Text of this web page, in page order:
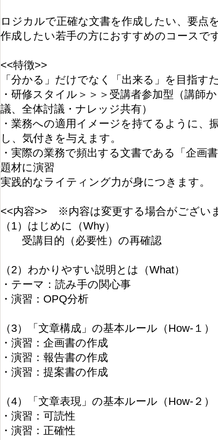
ロジカルで正確な文書を作成したい、要点
作成したい若手の方におすすめのコースで
<<特徴>>
「分かる」だけでなく「出来る」を目指す
・研修スタイル＞＞＞受講者参加型（講師
議、全体討議・ナレッジ共有）
・業務への適用イメージを持てるように、
し、気付きを与えます。
・実際の業務で頻出する文書である「企画
題材に演習
実践的なライティング力が身につきます。
<<内容>> ※内容は変更する場合がござい
（1）はじめに（Why）
受講目的（必要性）の再確認
（2）わかりやすい説明とは（What）
・テーマ：読み手の関心事
・演習：OPQ分析
（3）「文章構成」の基本ルール（How-１）
・演習：企画書の作成
・演習：報告書の作成
・演習：提案書の作成
（4）「文章表現」の基本ルール（How-２）
・演習：可読性
・演習：正確性